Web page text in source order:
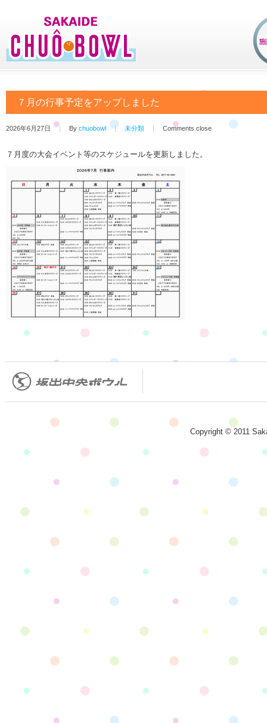
７月の行事予定をアップしました
2026年6月27日 By chuobowl 未分類 Comments close
７月度の大会イベント等のスケジュールを更新しました。
Copyright © 2011